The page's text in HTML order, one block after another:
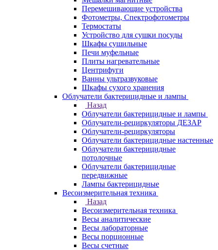
Перемешивающие устройства
Фотометры, Спектрофотометры
Термостаты
Устройство для сушки посуды
Шкафы сушильные
Печи муфельные
Плиты нагревательные
Центрифуги
Ванны ультразвуковые
Шкафы сухого хранения
Облучатели бактерицидные и лампы
Назад
Облучатели бактерицидные и лампы
Облучатели-рециркуляторы ДЕЗАР
Облучатели-рециркуляторы
Облучатели бактерицидные настенные
Облучатели бактерицидные
потолочные
Облучатели бактерицидные
передвижные
Лампы бактерицидные
Весоизмерительная техника
Назад
Весоизмерительная техника
Весы аналитические
Весы лабораторные
Весы порционные
Весы счетные